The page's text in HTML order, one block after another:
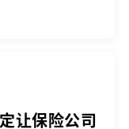
让保险公司